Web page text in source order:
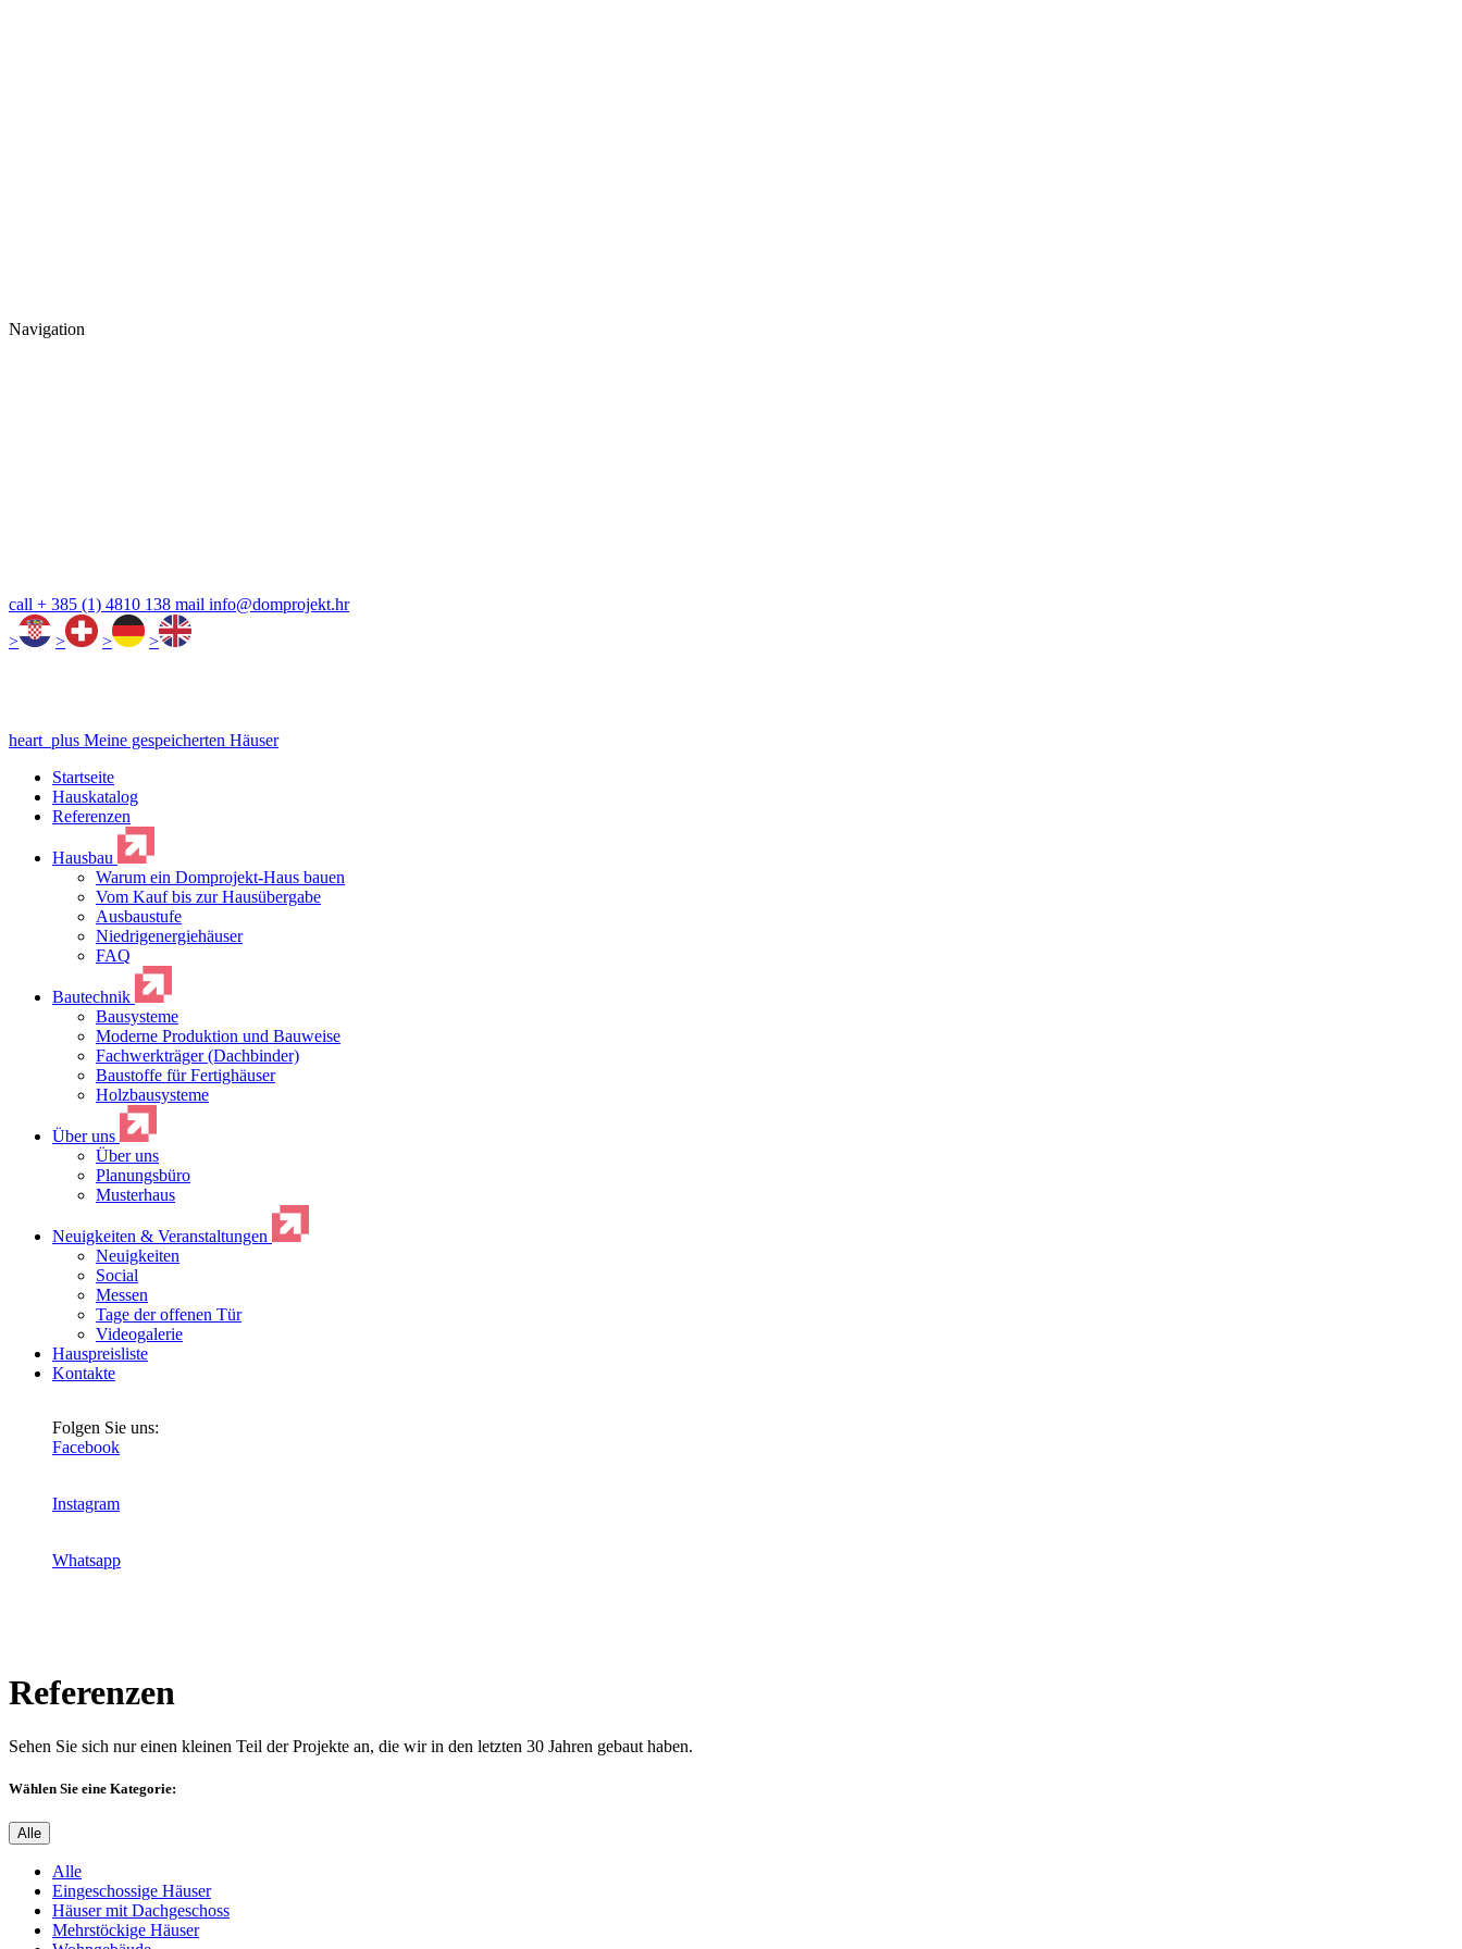
Navigation
call + 385 (1) 4810 138 mail info@domprojekt.hr
>
> > >
heart_plus Meine gespeicherten Häuser
Startseite
Hauskatalog
Referenzen
Hausbau
Warum ein Domprojekt-Haus bauen
Vom Kauf bis zur Hausübergabe
Ausbaustufe
Niedrigenergiehäuser
FAQ
Bautechnik
Bausysteme
Moderne Produktion und Bauweise
Fachwerkträger (Dachbinder)
Baustoffe für Fertighäuser
Holzbausysteme
Über uns
Über uns
Planungsbüro
Musterhaus
Neuigkeiten & Veranstaltungen
Neuigkeiten
Social
Messen
Tage der offenen Tür
Videogalerie
Hauspreisliste
Kontakte
Folgen Sie uns:
Facebook
Instagram
Whatsapp
Referenzen
Sehen Sie sich nur einen kleinen Teil der Projekte an, die wir in den letzten 30 Jahren gebaut haben.
Wählen Sie eine Kategorie:
Alle
Alle
Eingeschossige Häuser
Häuser mit Dachgeschoss
Mehrstöckige Häuser